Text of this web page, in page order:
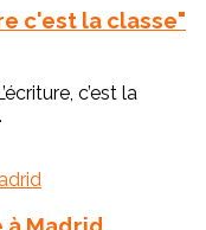
c'est la classe"
c’est la